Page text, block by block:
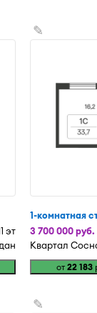
эт
✎
1-комнатная
3 700 000 руб.
Квартал
от 22 183
✎